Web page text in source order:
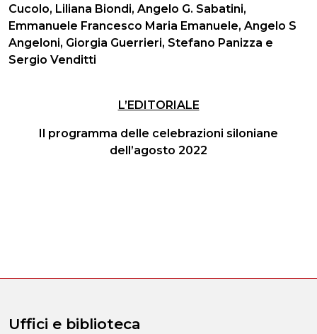
Cucolo, Liliana Biondi, Angelo G. Sabatini,
Emmanuele Francesco Maria Emanuele, Angelo S
Angeloni, Giorgia Guerrieri, Stefano Panizza e
Sergio Venditti
L’EDITORIALE
Il programma delle celebrazioni siloniane
dell’agosto 2022
Uffici e biblioteca